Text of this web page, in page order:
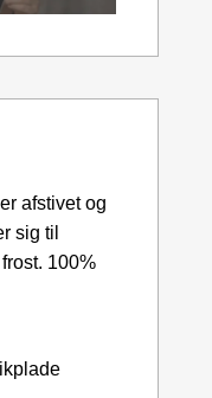
afstivet og
sig til
100%